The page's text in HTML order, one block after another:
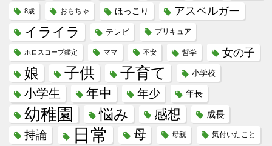
8歳 おもちゃ ほっこり アスペルガー
イライラ テレビ プリキュア
ホロスコープ鑑定 ママ 不安 哲学 女の子
娘 子供 子育て 小学校
小学生 年中 年少 年長
幼稚園 悩み 感想 成長
持論 日常 母 母親 気付いたこと